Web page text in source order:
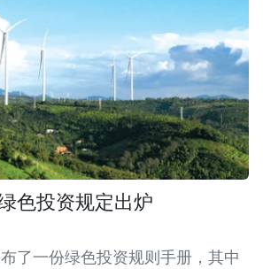
色投资规定出炉
了一份绿色投资规则手册，其中